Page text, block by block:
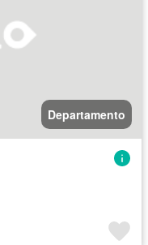
Departamento